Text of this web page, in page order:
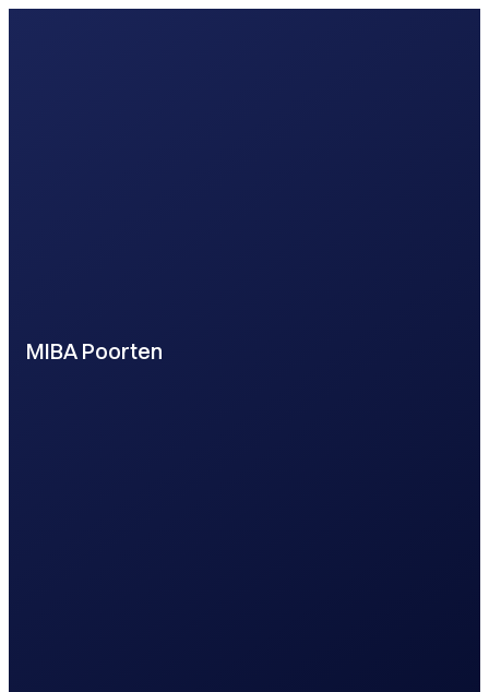
MIBA Poorten